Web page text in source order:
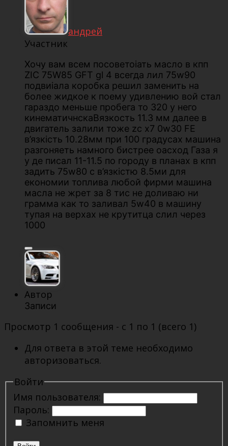
андрей
Участник
Хочу вам всем посоветоіать масло в кпп
ZIC 75W85 GFT gl 4 всегда лил 75w90
подвиіала коробка решил заменить на
более жидкое к поему удивлению вой стал
гараздо меньше пробега то 320 у него
кинематичнскаВязкость 11.3 мм далее в
двигатель залили тоже zc x7 0w30 FE
в’язкість 10.28мм при 100 градусах машина
разгоняеть намного бистрее оасход Газа я
у де писал 11-11.5 по городу в планах в кпп
задить 75w80 с в’язкістю 8.5ми для
економии топлива любой фирми машина
масла не жрет за 8 тис не доливаю ни
грамма как то заливал 5w40 в машину
тупая на верхах не крутитца слил через
1000
Автор
Записи
Просмотр 1 сообщения - с 1 по 1 (всего 1)
Для ответа в этой теме необходимо
авторизоваться.
Войти
Имя пользователя:
Пароль:
Запомнить меня